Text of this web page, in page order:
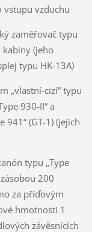
vstupu vzduchu
zaměřovač typu
kabiny (jeho
typu HK-13A)
„vlastní-cizí“ typu
930-II“ a
941“ (GT-1) (jejich
typu „Type
200
za příďovým
hmotnosti 1
závěsnících